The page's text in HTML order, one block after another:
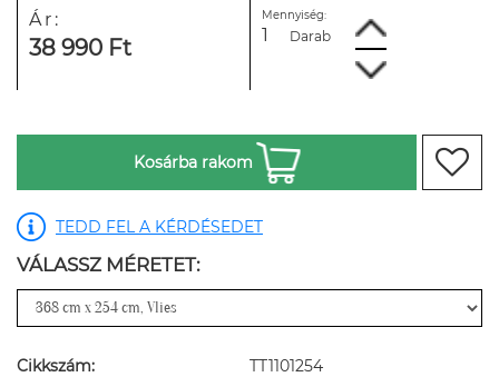
Ár:
38 990 Ft
Mennyiség:
Darab
Kosárba rakom
TEDD FEL A KÉRDÉSEDET
VÁLASSZ MÉRETET:
Cikkszám: TT1101254